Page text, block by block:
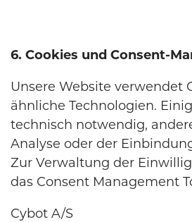
6. Cookies und Consent-
Unsere Website verwendet
ähnliche Technologien.
technisch notwendig,
Analyse oder der
Zur Verwaltung der
das Consent Management
Cybot A/S